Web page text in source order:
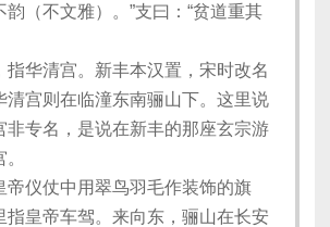
韵（不文雅）。”支曰：“贫道重其
指华清宫。新丰本汉置，宋时改名
清宫则在临潼东南骊山下。这里说
非专名，是说在新丰的那座玄宗游
帝仪仗中用翠鸟羽毛作装饰的旗
指皇帝车驾。来向东，骊山在长安